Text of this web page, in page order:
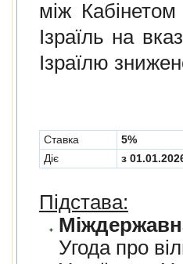
мiж Кабінетом
Ізраїль на
Ізраїлю
Cтавка
5%
Діє
з
Підстава:
Угода про